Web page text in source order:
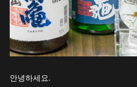
안녕하세요.